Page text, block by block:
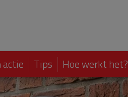
actie Tips Hoe werkt het?